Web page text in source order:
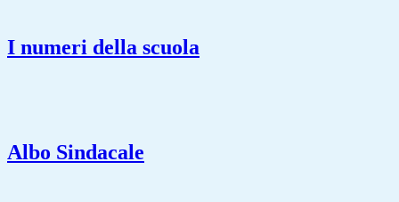
I numeri della scuola
Albo Sindacale